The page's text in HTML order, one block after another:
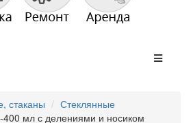
стаканы
Стеклянные
400 мл с делениями и носиком